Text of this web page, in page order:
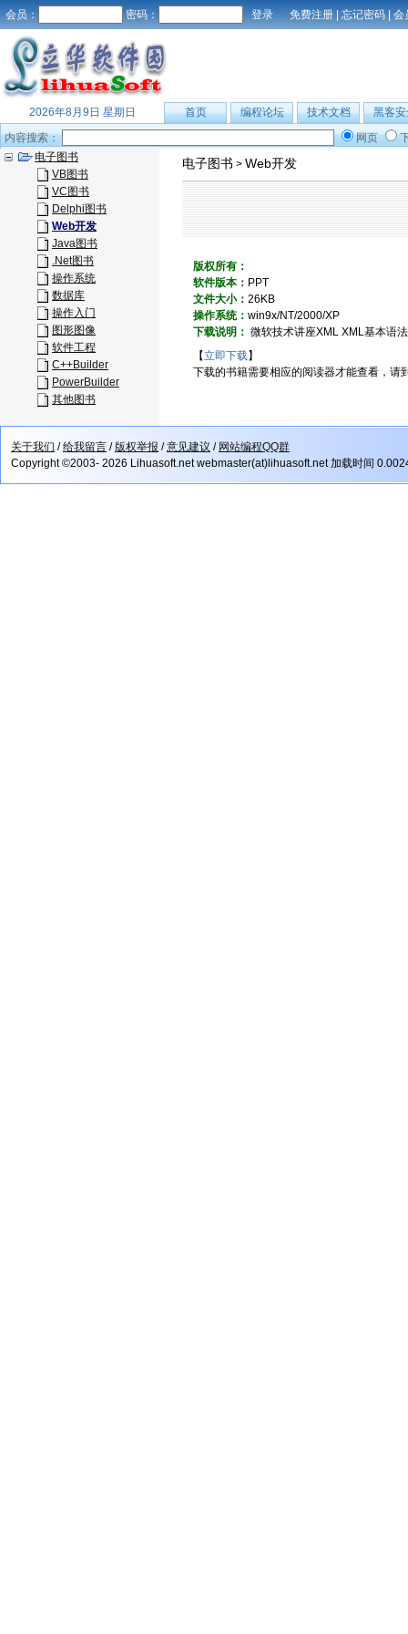
会员： 密码： 免费注册 | 忘记密码 | 会
2026年8月9日 星期日 首页 编程论坛 技术文档
黑客安
内容搜索：
网页
电子图书
VB图书
VC图书
Delphi图书
Web开发
Java图书
.Net图书
操作系统
数据库
操作入门
图形图像
软件工程
C++Builder
PowerBuilder
其他图书
电子图书 > Web开发
版权所有：
软件版本： PPT
文件大小： 26KB
操作系统： win9x/NT/2000/XP
下载说明： 微软技术讲座XML XML基本语
【立即下载】
下载的书籍需要相应的阅读器才能查看，
关于我们 /给我留言 /版权举报 /意见建议 / 网站编程QQ群
Copyright ©2003- 2026 Lihuasoft.net webmaster(at)lihuasoft.net 加载时间